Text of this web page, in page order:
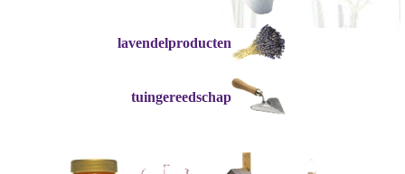
lavendelproducten
tuingereedschap